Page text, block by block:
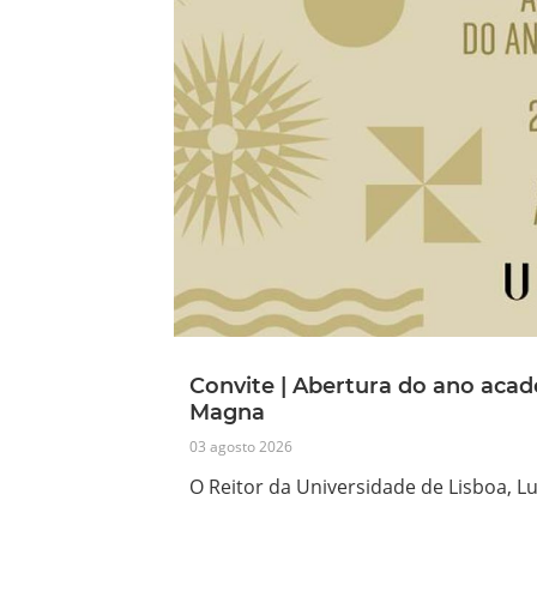
Convite | Abertura do ano
Magna
03 agosto 2026
O Reitor da Universidade de Lisboa,